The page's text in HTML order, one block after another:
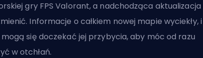
gry FPS Valorant, a nadchodząca aktualizacja
Informacje o całkiem nowej mapie wyciekły, i
mogą się doczekać jej przybycia, aby móc od razu
w otchłań.